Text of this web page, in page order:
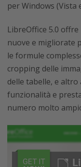
per Windows (Vista
LibreOffice 5.0
nuove e migliorate
le formule
cropping delle
delle tabelle, e altro
funzionalità e
numero molto